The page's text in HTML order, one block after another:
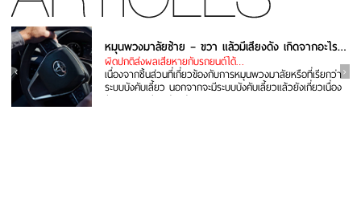
หมุนพวงมาลัยซ้าย – ขวา แล้วมีเสียงดัง เกิดจากอะไร แก้ยังไง
ผิดปกติส่งผลเสียหายกับรถยนต์ได้…
เนื่องจากชิ้นส่วนที่เกี่ยวข้องกับการหมุนพวงมาลัยหรือที่เรียกว่า
ระบบบังคับเลี้ยว นอกจากจะมีระบบบังคับเลี้ยวแล้วยังเกี่ยวเนื่อง
กับระบบรองรับ...อ่านต่อ